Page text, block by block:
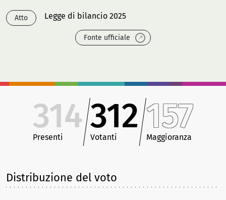
Atto Legge di bilancio 2025
Fonte ufficiale
314
Presenti
312
Votanti
157
Maggioranza
Distribuzione del voto